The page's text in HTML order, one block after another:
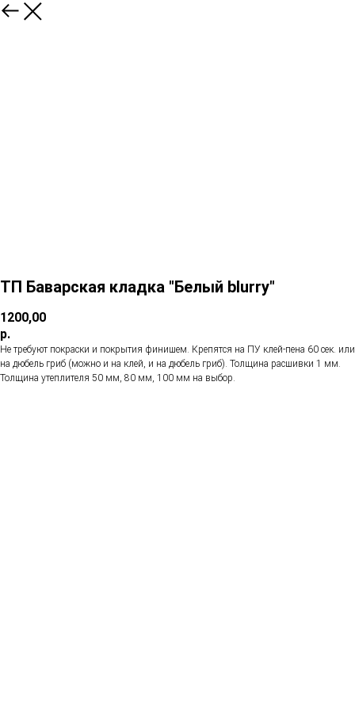
ТП Баварская кладка "Белый blurry"
1200,00
р.
Не требуют покраски и покрытия финишем. Крепятся на ПУ клей-пена 60 сек. или
на дюбель гриб (можно и на клей, и на дюбель гриб). Толщина расшивки 1 мм.
Толщина утеплителя 50 мм, 80 мм, 100 мм на выбор.